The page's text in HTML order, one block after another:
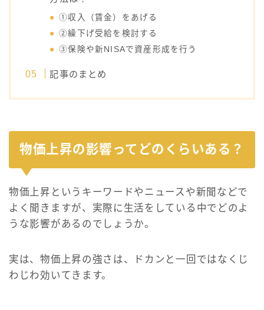
①収入（賃金）をあげる
②繰下げ受給を検討する
③保険や新NISAで資産形成を行う
記事のまとめ
物価上昇の影響ってどのくらいある？
物価上昇というキーワードやニュースや新聞などで
よく聞きますが、実際に生活をしている中でどのよ
うな影響があるのでしょうか。
実は、物価上昇の強さは、ドカンと一回ではなくじ
わじわ効いてきます。